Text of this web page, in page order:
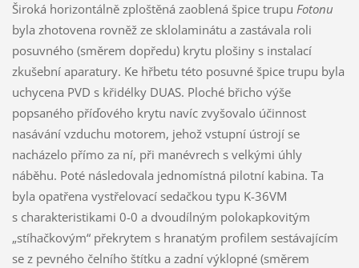
Široká horizontálně zploštěná zaoblená špice trupu Fotonu
byla zhotovena rovněž ze sklolaminátu a zastávala roli
posuvného (směrem dopředu) krytu plošiny s instalací
zkušební aparatury. Ke hřbetu této posuvné špice trupu byla
uchycena PVD s křidélky DUAS. Ploché břicho výše
popsaného příďového krytu navíc zvyšovalo účinnost
nasávání vzduchu motorem, jehož vstupní ústrojí se
nacházelo přímo za ní, při manévrech s velkými úhly
náběhu. Poté následovala jednomístná pilotní kabina. Ta
byla opatřena vystřelovací sedačkou typu K-36VM
s charakteristikami 0-0 a dvoudílným polokapkovitým
„stíhačkovým“ překrytem s hranatým profilem sestávajícím
se z pevného čelního štítku a zadní výklopné (směrem